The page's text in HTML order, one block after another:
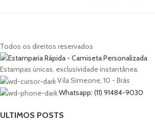
Todos os direitos reservados
Estampas únicas, exclusividade instantânea.
Vila Simeone, 10 - Brás
Whatsapp: (11) 91484-9030
ULTIMOS POSTS